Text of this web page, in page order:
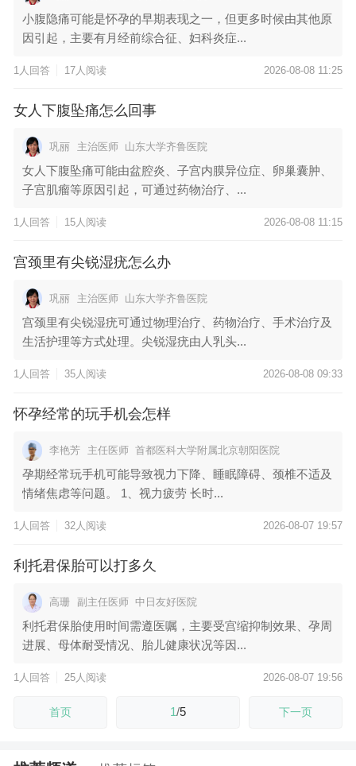
小腹隐痛可能是怀孕的早期表现之一，但更多时候由其他原
因引起，主要有月经前综合征、妇科炎症...
1人回答 17人阅读 2026-08-08 11:25
女人下腹坠痛怎么回事
巩丽 主治医师 山东大学齐鲁医院
女人下腹坠痛可能由盆腔炎、子宫内膜异位症、卵巢囊肿、
子宫肌瘤等原因引起，可通过药物治疗、...
1人回答 15人阅读 2026-08-08 11:15
宫颈里有尖锐湿疣怎么办
巩丽 主治医师 山东大学齐鲁医院
宫颈里有尖锐湿疣可通过物理治疗、药物治疗、手术治疗及
生活护理等方式处理。尖锐湿疣由人乳头...
1人回答 35人阅读 2026-08-08 09:33
怀孕经常的玩手机会怎样
李艳芳 主任医师 首都医科大学附属北京朝阳医院
孕期经常玩手机可能导致视力下降、睡眠障碍、颈椎不适及
情绪焦虑等问题。 1、视力疲劳 长时...
1人回答 32人阅读 2026-08-07 19:57
利托君保胎可以打多久
高珊 副主任医师 中日友好医院
利托君保胎使用时间需遵医嘱，主要受宫缩抑制效果、孕周
进展、母体耐受情况、胎儿健康状况等因...
1人回答 25人阅读 2026-08-07 19:56
首页 1/5 下一页